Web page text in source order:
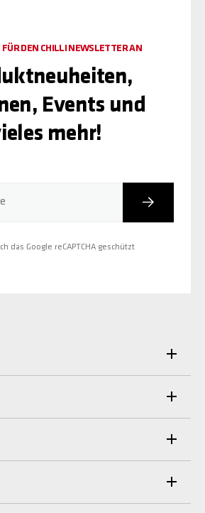
das Google reCAPTCHA geschützt
FÜR DEN CHILLI NEWSLETTER AN
Events und
mehr!